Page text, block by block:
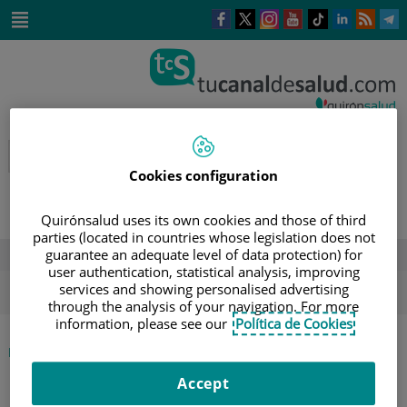
Este
enlace
se
ventana
nueva.
Este
enlace
se
una
ventana
nueva.
Este
enlace
se
una
ventana
nueva.
Este
enlace
se
una
ventana
nueva.
Enlace
una
Enlace
una
DESTACADOS
ola de calor verano sol
INICIO
JOSÉ LUÍS ALCARAZ LEON
Cookies configuration
Quirónsalud uses its own cookies and those of third
parties (located in countries whose legislation does not
guarantee an adequate level of data protection) for
user authentication, statistical analysis, improving
services and showing personalised advertising
through the analysis of your navigation. For more
information, please see our Política de Cookies
Accept